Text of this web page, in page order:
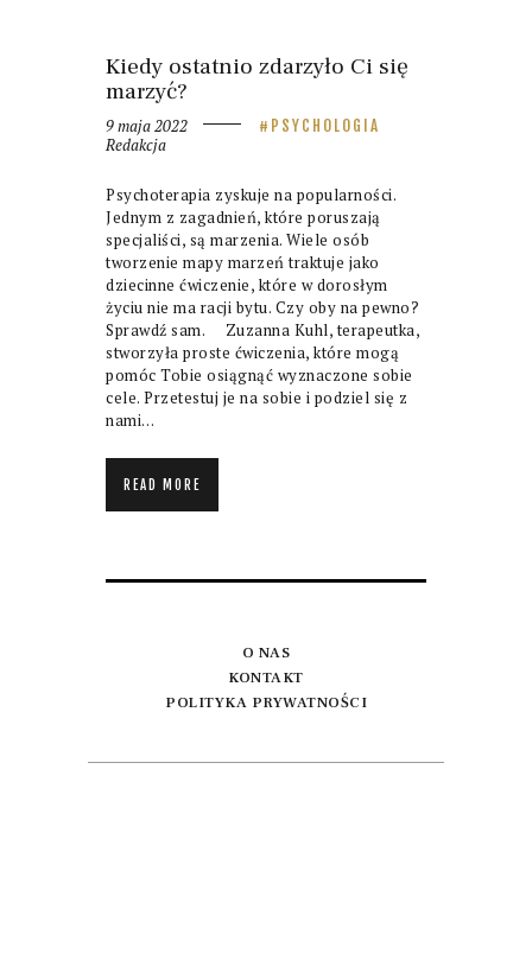
Kiedy ostatnio zdarzyło Ci się
marzyć?
9 maja 2022 PSYCHOLOGIA
Redakcja
Psychoterapia zyskuje na popularności.
Jednym z zagadnień, które poruszają
specjaliści, są marzenia. Wiele osób
tworzenie mapy marzeń traktuje jako
dziecinne ćwiczenie, które w dorosłym
życiu nie ma racji bytu. Czy oby na pewno?
Sprawdź sam. Zuzanna Kuhl, terapeutka,
stworzyła proste ćwiczenia, które mogą
pomóc Tobie osiągnąć wyznaczone sobie
cele. Przetestuj je na sobie i podziel się z
nami…
READ MORE
O NAS
KONTAKT
POLITYKA PRYWATNOŚCI